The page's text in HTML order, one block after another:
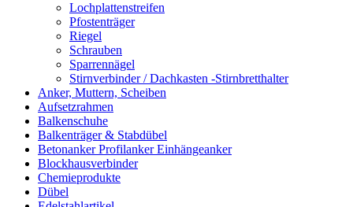
Lochplattenstreifen
Pfostenträger
Riegel
Schrauben
Sparrennägel
Stirnverbinder / Dachkasten -Stirnbretthalter
Anker, Muttern, Scheiben
Aufsetzrahmen
Balkenschuhe
Balkenträger & Stabdübel
Betonanker Profilanker Einhängeanker
Blockhausverbinder
Chemieprodukte
Dübel